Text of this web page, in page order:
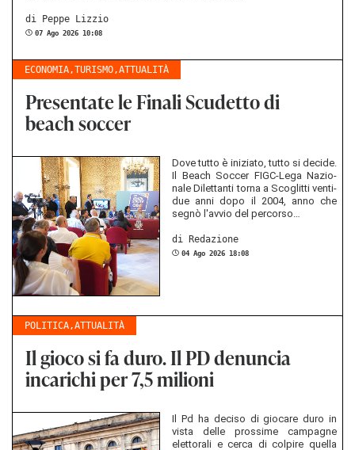
di Peppe Li­z­zio
07 Ago 2026 10:08
ECONOMIA,TURISMO,ATTUALITÀ
Presentate le Finali Scudetto di
beach soccer
Dove tutto è in­izia­to, tutto si de­ci­de.
Il Beach Soc­cer FIGC-​Lega Na­zio­
na­le Di­let­tan­ti torna a Scoglit­ti ven­ti­
due anni dopo il 2004, anno che
segnò l'avvio del per­cor­so…
di Red­azio­ne
04 Ago 2026 18:08
POLITICA,ATTUALITÀ
Il gioco si fa duro. Il PD denuncia
incarichi per 7,5 milioni
Il Pd ha de­ci­so di gio­ca­re duro in
vista delle pros­si­me cam­pag­ne
elet­to­ra­li e cerca di col­pi­re quel­la